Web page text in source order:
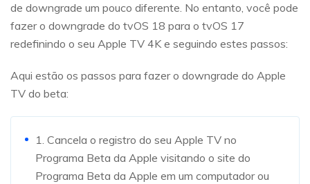
de downgrade um pouco diferente. No entanto, você pode
fazer o downgrade do tvOS 18 para o tvOS 17
redefinindo o seu Apple TV 4K e seguindo estes passos:
Aqui estão os passos para fazer o downgrade do Apple
TV do beta:
1. Cancela o registro do seu Apple TV no
Programa Beta da Apple visitando o site do
Programa Beta da Apple em um computador ou